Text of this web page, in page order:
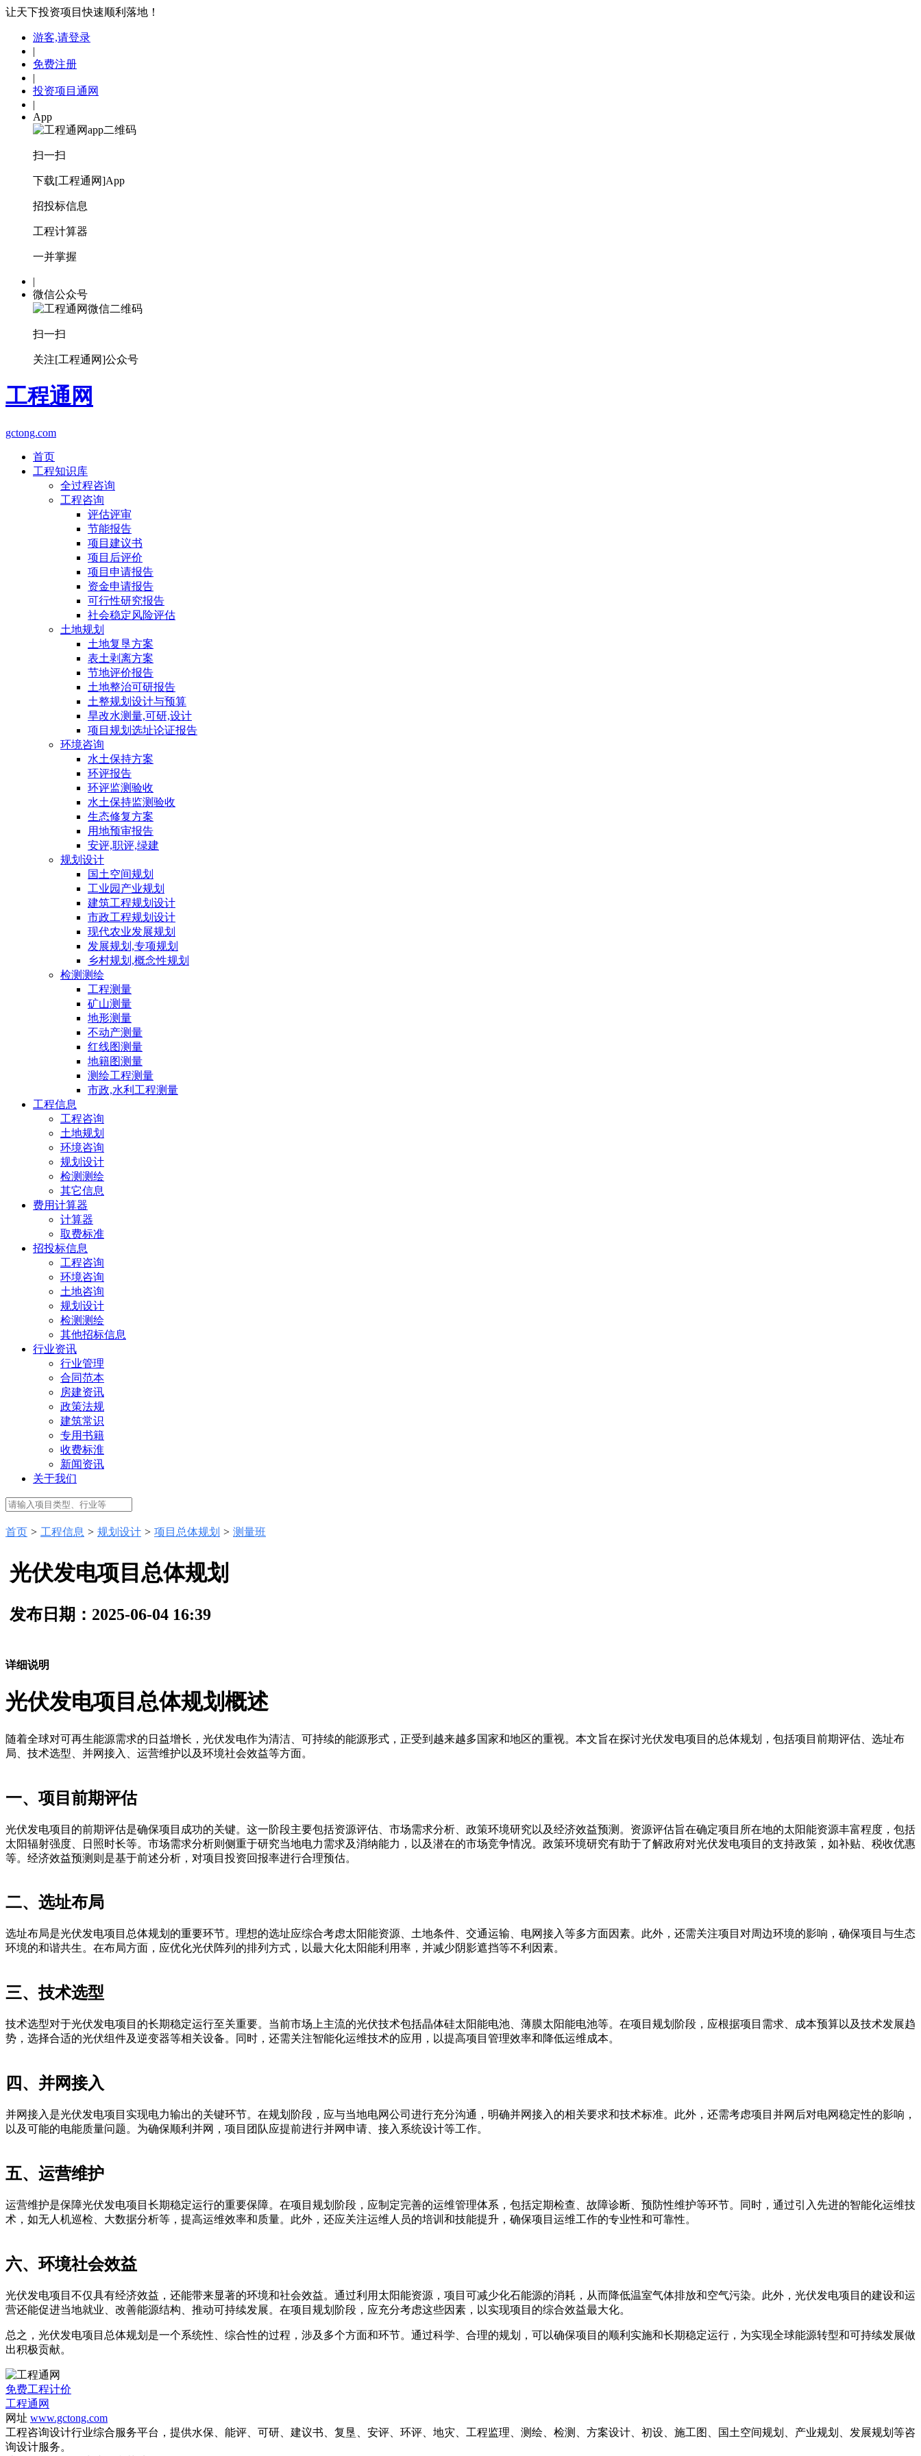
让天下投资项目快速顺利落地！
游客,请登录
|
免费注册
|
投资项目通网
|
App
扫一扫
下载[工程通网]App
招投标信息
工程计算器
一并掌握
|
微信公众号
扫一扫
关注[工程通网]公众号
工程通网
gctong.com
首页
工程知识库
全过程咨询
工程咨询
评估评审
节能报告
项目建议书
项目后评价
项目申请报告
资金申请报告
可行性研究报告
社会稳定风险评估
土地规划
土地复垦方案
表土剥离方案
节地评价报告
土地整治可研报告
土整规划设计与预算
旱改水测量,可研,设计
项目规划选址论证报告
环境咨询
水土保持方案
环评报告
环评监测验收
水土保持监测验收
生态修复方案
用地预审报告
安评,职评,绿建
规划设计
国土空间规划
工业园产业规划
建筑工程规划设计
市政工程规划设计
现代农业发展规划
发展规划,专项规划
乡村规划,概念性规划
检测测绘
工程测量
矿山测量
地形测量
不动产测量
红线图测量
地籍图测量
测绘工程测量
市政,水利工程测量
工程信息
工程咨询
土地规划
环境咨询
规划设计
检测测绘
其它信息
费用计算器
计算器
取费标准
招投标信息
工程咨询
环境咨询
土地咨询
规划设计
检测测绘
其他招标信息
行业资讯
行业管理
合同范本
房建资讯
政策法规
建筑常识
专用书籍
收费标淮
新闻资讯
关于我们
首页 > 工程信息 > 规划设计 > 项目总体规划 > 测量班
光伏发电项目总体规划
发布日期：2025-06-04 16:39
详细说明
光伏发电项目总体规划概述
随着全球对可再生能源需求的日益增长，光伏发电作为清洁、可持续的能源形式，正受到越来越多国家和地区的重视。本文旨在探讨光伏发电项目的总体规划，包括项目前期评估、选址布
局、技术选型、并网接入、运营维护以及环境社会效益等方面。
一、项目前期评估
光伏发电项目的前期评估是确保项目成功的关键。这一阶段主要包括资源评估、市场需求分析、政策环境研究以及经济效益预测。资源评估旨在确定项目所在地的太阳能资源丰富程度，包括
太阳辐射强度、日照时长等。市场需求分析则侧重于研究当地电力需求及消纳能力，以及潜在的市场竞争情况。政策环境研究有助于了解政府对光伏发电项目的支持政策，如补贴、税收优惠
等。经济效益预测则是基于前述分析，对项目投资回报率进行合理预估。
二、选址布局
选址布局是光伏发电项目总体规划的重要环节。理想的选址应综合考虑太阳能资源、土地条件、交通运输、电网接入等多方面因素。此外，还需关注项目对周边环境的影响，确保项目与生态
环境的和谐共生。在布局方面，应优化光伏阵列的排列方式，以最大化太阳能利用率，并减少阴影遮挡等不利因素。
三、技术选型
技术选型对于光伏发电项目的长期稳定运行至关重要。当前市场上主流的光伏技术包括晶体硅太阳能电池、薄膜太阳能电池等。在项目规划阶段，应根据项目需求、成本预算以及技术发展趋
势，选择合适的光伏组件及逆变器等相关设备。同时，还需关注智能化运维技术的应用，以提高项目管理效率和降低运维成本。
四、并网接入
并网接入是光伏发电项目实现电力输出的关键环节。在规划阶段，应与当地电网公司进行充分沟通，明确并网接入的相关要求和技术标准。此外，还需考虑项目并网后对电网稳定性的影响，
以及可能的电能质量问题。为确保顺利并网，项目团队应提前进行并网申请、接入系统设计等工作。
五、运营维护
运营维护是保障光伏发电项目长期稳定运行的重要保障。在项目规划阶段，应制定完善的运维管理体系，包括定期检查、故障诊断、预防性维护等环节。同时，通过引入先进的智能化运维技
术，如无人机巡检、大数据分析等，提高运维效率和质量。此外，还应关注运维人员的培训和技能提升，确保项目运维工作的专业性和可靠性。
六、环境社会效益
光伏发电项目不仅具有经济效益，还能带来显著的环境和社会效益。通过利用太阳能资源，项目可减少化石能源的消耗，从而降低温室气体排放和空气污染。此外，光伏发电项目的建设和运
营还能促进当地就业、改善能源结构、推动可持续发展。在项目规划阶段，应充分考虑这些因素，以实现项目的综合效益最大化。
总之，光伏发电项目总体规划是一个系统性、综合性的过程，涉及多个方面和环节。通过科学、合理的规划，可以确保项目的顺利实施和长期稳定运行，为实现全球能源转型和可持续发展做
出积极贡献。
免费工程计价
工程通网
网址 www.gctong.com
工程咨询设计行业综合服务平台，提供水保、能评、可研、建议书、复垦、安评、环评、地灾、工程监理、测绘、检测、方案设计、初设、施工图、国土空间规划、产业规划、发展规划等咨
询设计服务。